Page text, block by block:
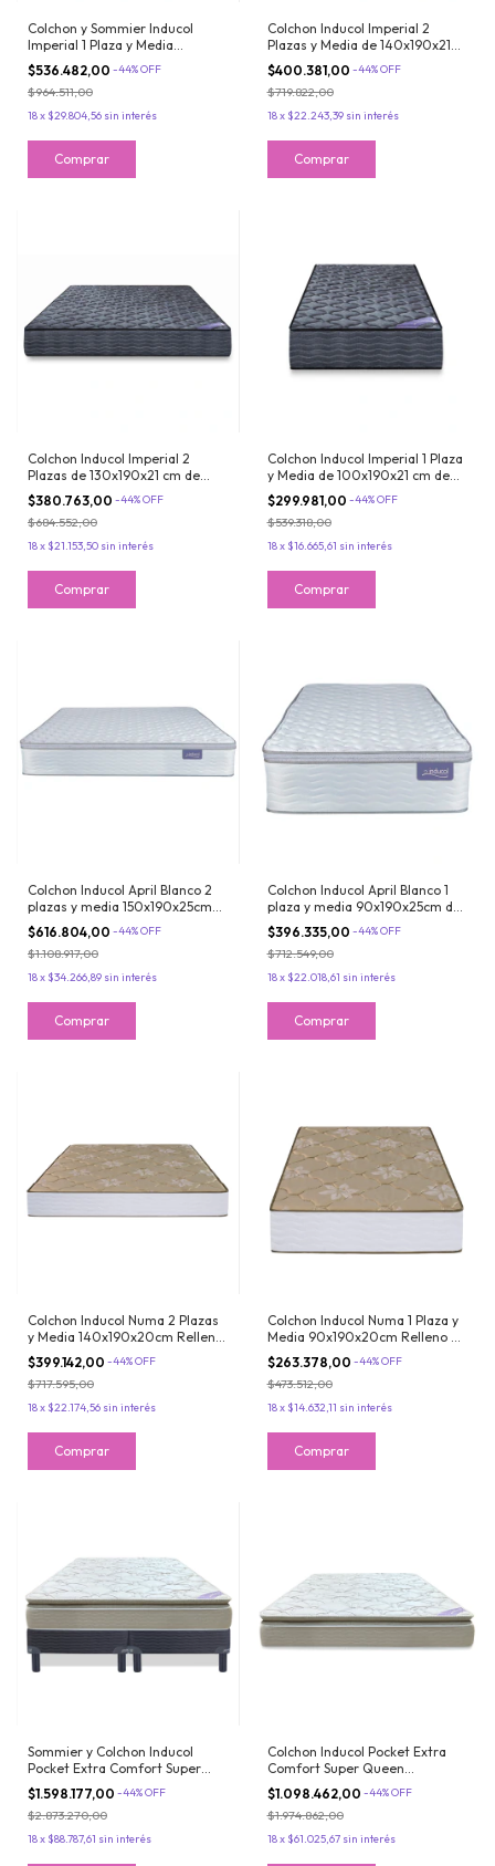
Colchon y Sommier Inducol
Imperial 1 Plaza y Media
100x190x21 cm de Resortes
Bonnell
$536.482,00 -44%OFF
$964.511,00
18x $29.804,56 sin interés
Colchon Inducol Imperial 2
Plazas y Media de 140x190x21
cm de Resortes Bonnell
$400.381,00 -44%OFF
$719.822,00
18x $22.243,39 sin interés
Colchon Inducol Imperial 2
Plazas de 130x190x21 cm de
Resortes Bonnell
$380.763,00 -44%OFF
$684.552,00
18x $21.153,50 sin interés
Colchon Inducol Imperial 1 Plaza
y Media de 100x190x21 cm de
Resortes Bonnell
$299.981,00 -44%OFF
$539.318,00
18x $16.665,61 sin interés
Colchon Inducol April Blanco 2
plazas y media 150x190x25cm
de Resortes Bonnell con Pillow
de Jackard
$616.804,00 -44%OFF
$1.108.917,00
18x $34.266,89 sin interés
Colchon Inducol April Blanco 1
plaza y media 90x190x25cm de
Resortes Bonnell con Pillow de
Jackard
$396.335,00 -44%OFF
$712.549,00
18x $22.018,61 sin interés
Colchon Inducol Numa 2 Plazas
y Media 140x190x20cm Relleno
de Espuma Tela de Jackard
Matelasseado
$399.142,00 -44%OFF
$717.595,00
18x $22.174,56 sin interés
Colchon Inducol Numa 1 Plaza y
Media 90x190x20cm Relleno de
Espuma Tela de Jackard
Matelasseado
$263.378,00 -44%OFF
$473.512,00
18x $14.632,11 sin interés
Sommier y Colchon Inducol
Pocket Extra Comfort Super
Queen 200x200x24 De
Resortes con Pillow
$1.598.177,00 -44%OFF
$2.873.270,00
18x $88.787,61 sin interés
Colchon Inducol Pocket Extra
Comfort Super Queen
200x200x24 De Resortes con
Pillow
$1.098.462,00 -44%OFF
$1.974.862,00
18x $61.025,67 sin interés